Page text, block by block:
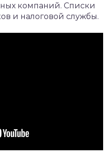
компаний. Списки
и налоговой службы.